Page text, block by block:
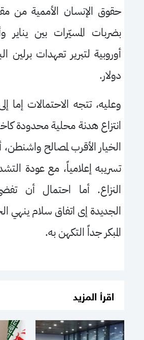
بضربات المسيّرات بين يناير
دولار.
وعليه، تتجه الاحتمالات إما
انتزاع هدنة محلية محدودة
الخيار الأقرب لمصالح واشنطن،
تسريبه إعلامياً، مع عودة
النزاع. أما احتمال أن
الجديدة إى اتفاق سلام ينهي
المبكر جداً التكهن به.
اقرأ المزيد